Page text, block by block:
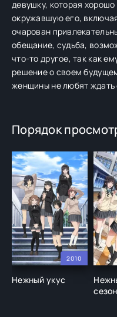
девушку, которая хорошо
окружавшую его,
очарован
обещание, судьба,
что-то другое, так как
решение о своем
женщины не любят ждать
Порядок
2010
Нежный укус